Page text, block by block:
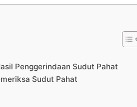
Penggerindaan Sudut Pahat
Sudut Pahat